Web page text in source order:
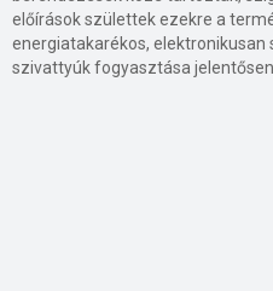
előírások születtek ezekre a
energiatakarékos,